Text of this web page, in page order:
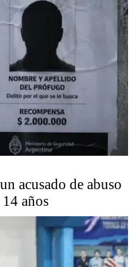
acusado de abuso
años